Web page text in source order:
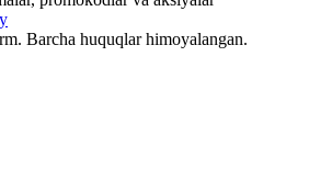
Barcha huquqlar himoyalangan.